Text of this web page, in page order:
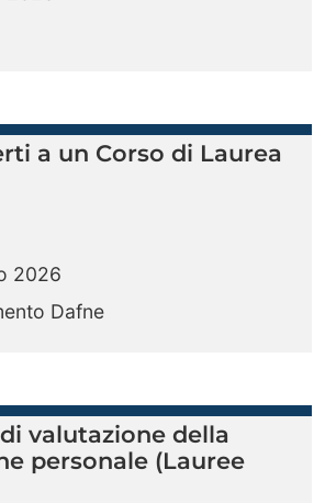
a un Corso di Laurea
2026
Dafne
valutazione della
personale (Lauree